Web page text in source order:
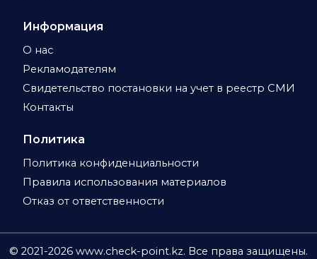
Информация
О нас
Рекламодателям
Свидетельство постановки на учет в реестр СМИ
Контакты
Политика
Политика конфиденциальности
Правила использования материалов
Отказ от ответственности
© 2021-2026 www.check-point.kz. Все права защищены.